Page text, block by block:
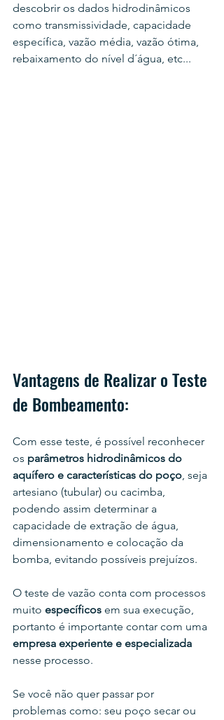
descobrir os dados hidrodinâmicos
como transmissividade, capacidade
específica, vazão média, vazão ótima,
rebaixamento do nível d´água, etc...
Vantagens de Realizar o Teste
de Bombeamento:
Com esse teste, é possível reconhecer
os parâmetros hidrodinâmicos do
aquífero e características do poço , seja
artesiano (tubular) ou cacimba,
podendo assim determinar a
capacidade de extração de água,
dimensionamento e colocação da
bomba, evitando possíveis prejuízos.
O teste de vazão conta com processos
muito específicos em sua execução,
portanto é importante contar com uma
empresa experiente e especializada
nesse processo.
Se você não quer passar por
problemas como: seu poço secar ou